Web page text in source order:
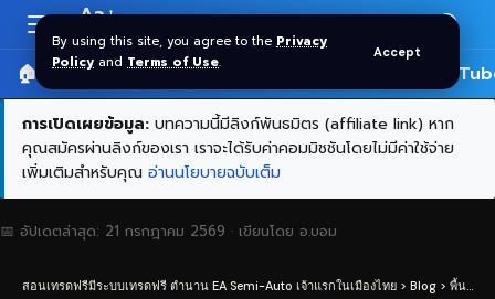
By using this site, you agree to the Privacy
Policy and Terms of Use.
Accept
Resizer
Aa
🏠 หน้าแรก ราคาทอง SPDR 🎬
การเปิดเผยข้อมูล: บทความนี้มีลิงก์พันธมิตร (affiliate link) หาก
คุณสมัครผ่านลิงก์ของเรา เราจะได้รับค่าคอมมิชชันโดยไม่มีค่าใช้จ่าย
เพิ่มเติมสำหรับคุณ อ่านนโยบายฉบับเต็ม
📅 อัปเดตล่าสุด: 21 กรกฎาคม 2569 · เขียนโดย อ.บอม
สอนเทรดฟรีมีระบบเทรดฟรี ตำนาน EA Semi-Auto เจ้าแรกในเมืองไทย > Blog > พื้นฐาน Forex